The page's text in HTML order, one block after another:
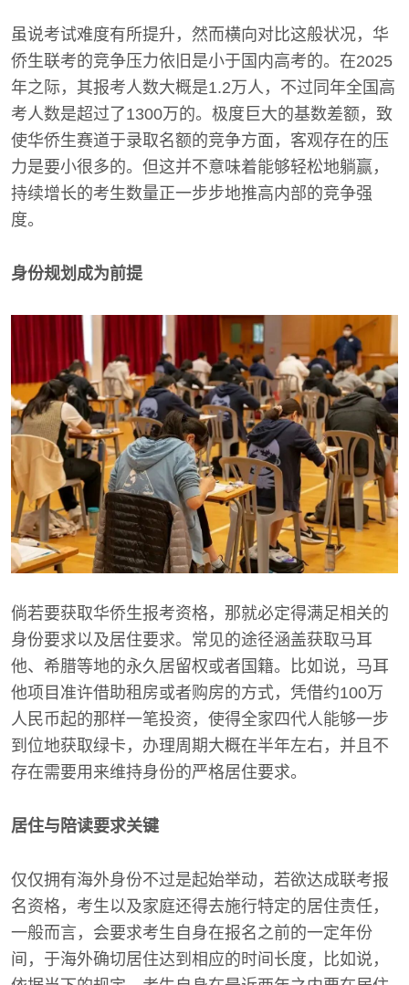
虽说考试难度有所提升，然而横向对比这般状况，华
侨生联考的竞争压力依旧是小于国内高考的。在2025
年之际，其报考人数大概是1.2万人，不过同年全国高
考人数是超过了1300万的。极度巨大的基数差额，致
使华侨生赛道于录取名额的竞争方面，客观存在的压
力是要小很多的。但这并不意味着能够轻松地躺赢，
持续增长的考生数量正一步步地推高内部的竞争强
度。
身份规划成为前提
倘若要获取华侨生报考资格，那就必定得满足相关的
身份要求以及居住要求。常见的途径涵盖获取马耳
他、希腊等地的永久居留权或者国籍。比如说，马耳
他项目准许借助租房或者购房的方式，凭借约100万
人民币起的那样一笔投资，使得全家四代人能够一步
到位地获取绿卡，办理周期大概在半年左右，并且不
存在需要用来维持身份的严格居住要求。
居住与陪读要求关键
仅仅拥有海外身份不过是起始举动，若欲达成联考报
名资格，考生以及家庭还得去施行特定的居住责任，
一般而言，会要求考生自身在报名之前的一定年份
间，于海外确切居住达到相应的时间长度，比如说，